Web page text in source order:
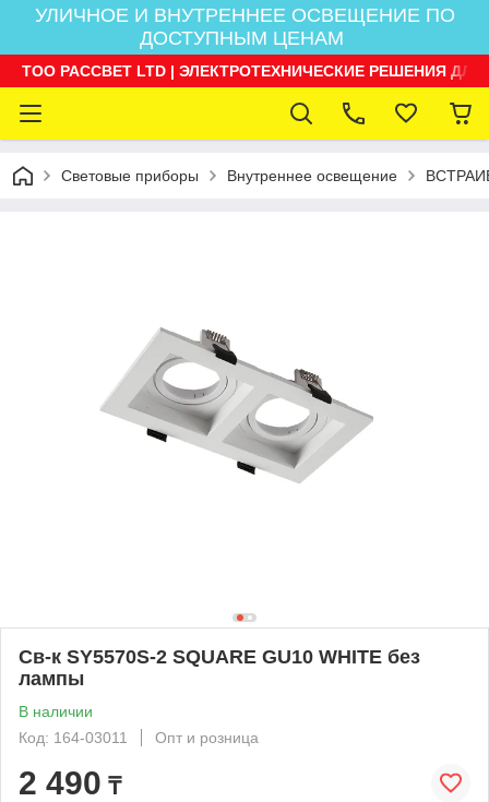
УЛИЧНОЕ И ВНУТРЕННЕЕ ОСВЕЩЕНИЕ ПО
ДОСТУПНЫМ ЦЕНАМ
ТОО РАССВЕТ LTD | ЭЛЕКТРОТЕХНИЧЕСКИЕ РЕШЕНИЯ
Световые приборы Внутреннее освещение
Св-к SY5570S-2 SQUARE GU10 WHITE без
лампы
В наличии
Код: 164-03011
Опт и розница
2 490 ₸